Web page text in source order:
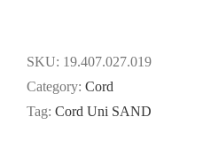
SAND
quantity
SKU: 19.407.027.019
Category: Cord
Tag: Cord Uni SAND